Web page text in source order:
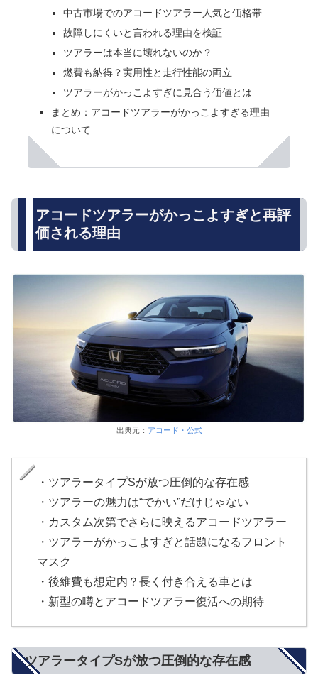
中古市場でのアコードツアラー人気と価格帯
故障しにくいと言われる理由を検証
ツアラーは本当に壊れないのか？
燃費も納得？実用性と走行性能の両立
ツアラーがかっこよすぎに見合う価値とは
まとめ：アコードツアラーがかっこよすぎる理由
について
アコードツアラーがかっこよすぎと再評
価される理由
出典元： アコード・公式
・ツアラータイプSが放つ圧倒的な存在感
・ツアラーの魅力は“でかい”だけじゃない
・カスタム次第でさらに映えるアコードツアラー
・ツアラーがかっこよすぎと話題になるフロント
マスク
・後維費も想定内？長く付き合える車とは
・新型の噂とアコードツアラー復活への期待
ツアラータイプSが放つ圧倒的な存在感